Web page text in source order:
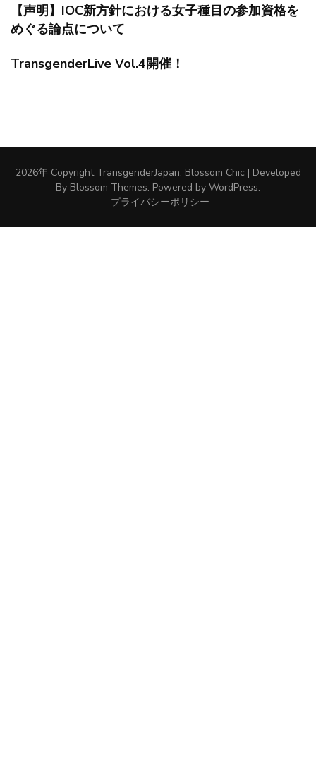
【声明】IOC新方針における女子種目の参加資格を
めぐる論点について
TransgenderLive Vol.4開催！
2026年 Copyright TransgenderJapan. Blossom Chic | Developed
By Blossom Themes. Powered by WordPress.
プライバシーポリシー